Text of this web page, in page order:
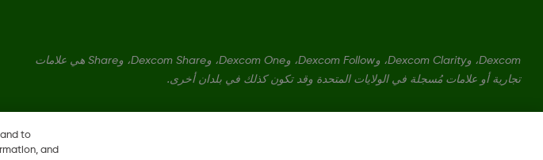
Dexcom، وDexcom Clarity، وDexcom Follow، وDexcom One، وDexcom Share، وShare هي علامات
تجارية أو علامات مُسجلة في الولايات المتحدة وقد تكون كذلك في بلدان أخرى.
to
and